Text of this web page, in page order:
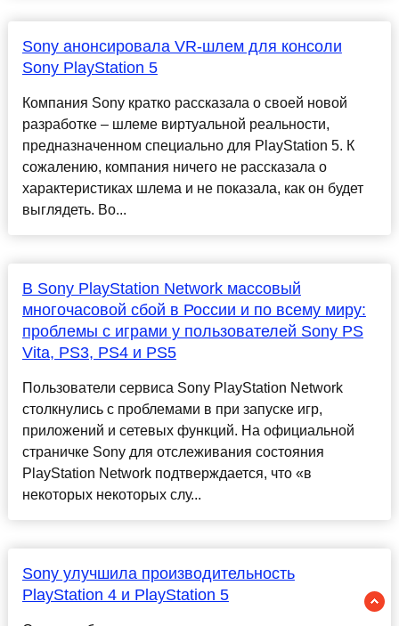
Sony анонсировала VR-шлем для консоли
Sony PlayStation 5
Компания Sony кратко рассказала о своей новой
разработке – шлеме виртуальной реальности,
предназначенном специально для PlayStation 5. К
сожалению, компания ничего не рассказала о
характеристиках шлема и не показала, как он будет
выглядеть. Во...
В Sony PlayStation Network массовый
многочасовой сбой в России и по всему миру:
проблемы с играми у пользователей Sony PS
Vita, PS3, PS4 и PS5
Пользователи сервиса Sony PlayStation Network
столкнулись с проблемами в при запуске игр,
приложений и сетевых функций. На официальной
страничке Sony для отслеживания состояния
PlayStation Network подтверждается, что «в
некоторых некоторых слу...
Sony улучшила производительность
PlayStation 4 и PlayStation 5